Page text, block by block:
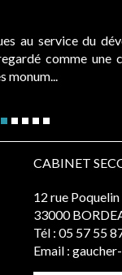
au service du
comme une
monum...
CABINET
12 rue
33000
Tél : 05 57 55
Email :